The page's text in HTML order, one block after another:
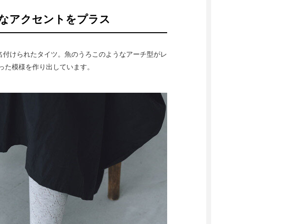
アクセントをプラス
けられたタイツ。魚のうろこのようなアーチ型がレ
模様を作り出しています。